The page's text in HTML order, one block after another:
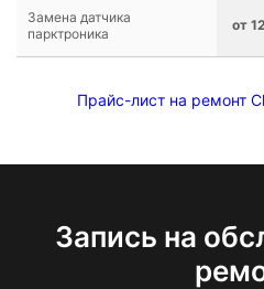
Замена датчика
парктроника
от
Прайс-лист на ремонт
Запись на